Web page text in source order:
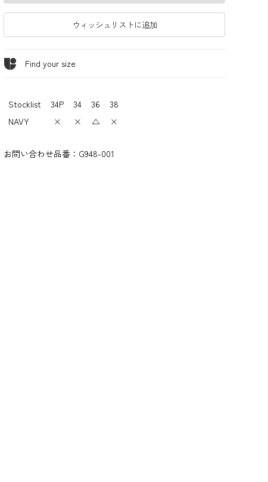
ウィッシュリストに追加
Find your size
Stocklist 34P 34 36
38
NAVY
× × △ ×
お問い合わせ品番： G948-001